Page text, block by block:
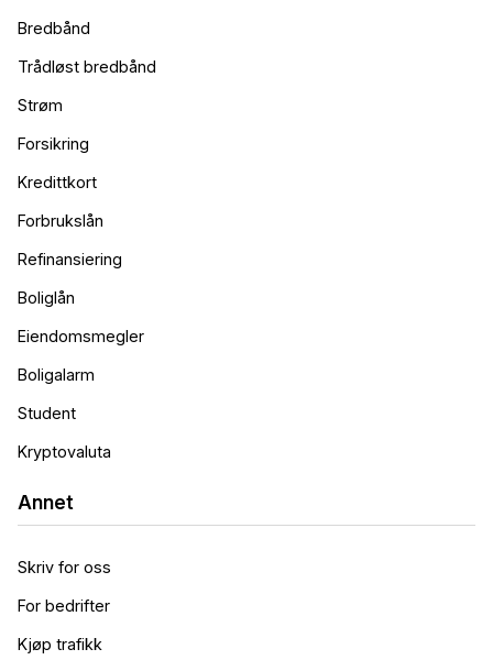
Bredbånd
Trådløst bredbånd
Strøm
Forsikring
Kredittkort
Forbrukslån
Refinansiering
Boliglån
Eiendomsmegler
Boligalarm
Student
Kryptovaluta
Annet
Skriv for oss
For bedrifter
Kjøp trafikk